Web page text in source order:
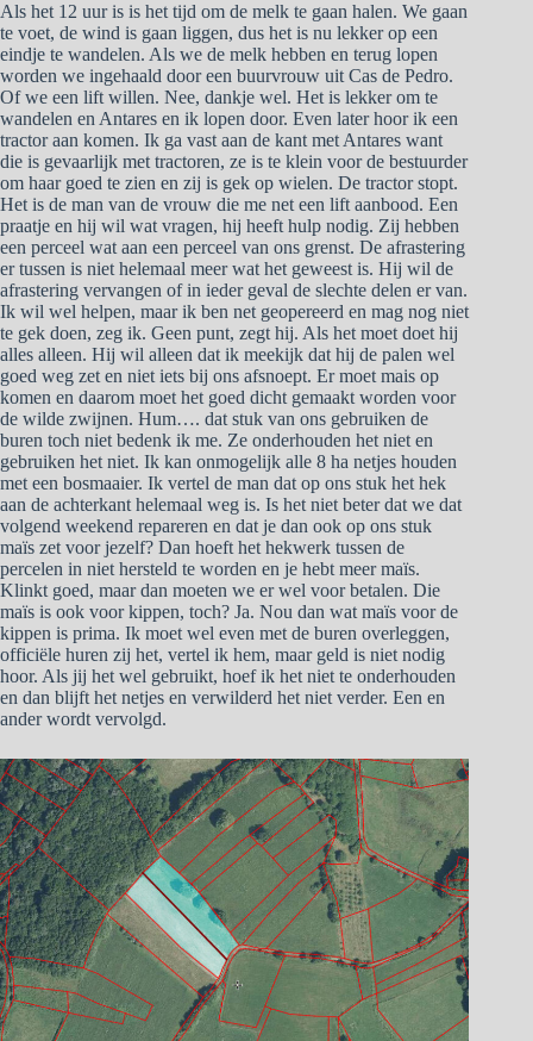
Als het 12 uur is is het tijd om de melk te gaan halen. We gaan
te voet, de wind is gaan liggen, dus het is nu lekker op een
eindje te wandelen. Als we de melk hebben en terug lopen
worden we ingehaald door een buurvrouw uit Cas de Pedro.
Of we een lift willen. Nee, dankje wel. Het is lekker om te
wandelen en Antares en ik lopen door. Even later hoor ik een
tractor aan komen. Ik ga vast aan de kant met Antares want
die is gevaarlijk met tractoren, ze is te klein voor de bestuurder
om haar goed te zien en zij is gek op wielen. De tractor stopt.
Het is de man van de vrouw die me net een lift aanbood. Een
praatje en hij wil wat vragen, hij heeft hulp nodig. Zij hebben
een perceel wat aan een perceel van ons grenst. De afrastering
er tussen is niet helemaal meer wat het geweest is. Hij wil de
afrastering vervangen of in ieder geval de slechte delen er van.
Ik wil wel helpen, maar ik ben net geopereerd en mag nog niet
te gek doen, zeg ik. Geen punt, zegt hij. Als het moet doet hij
alles alleen. Hij wil alleen dat ik meekijk dat hij de palen wel
goed weg zet en niet iets bij ons afsnoept. Er moet mais op
komen en daarom moet het goed dicht gemaakt worden voor
de wilde zwijnen. Hum…. dat stuk van ons gebruiken de
buren toch niet bedenk ik me. Ze onderhouden het niet en
gebruiken het niet. Ik kan onmogelijk alle 8 ha netjes houden
met een bosmaaier. Ik vertel de man dat op ons stuk het hek
aan de achterkant helemaal weg is. Is het niet beter dat we dat
volgend weekend repareren en dat je dan ook op ons stuk
maïs zet voor jezelf? Dan hoeft het hekwerk tussen de
percelen in niet hersteld te worden en je hebt meer maïs.
Klinkt goed, maar dan moeten we er wel voor betalen. Die
maïs is ook voor kippen, toch? Ja. Nou dan wat maïs voor de
kippen is prima. Ik moet wel even met de buren overleggen,
officiële huren zij het, vertel ik hem, maar geld is niet nodig
hoor. Als jij het wel gebruikt, hoef ik het niet te onderhouden
en dan blijft het netjes en verwilderd het niet verder. Een en
ander wordt vervolgd.